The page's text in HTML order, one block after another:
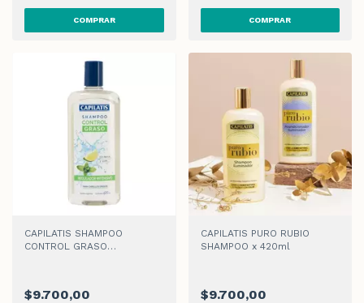
CAPILATIS SHAMPOO
CONTROL GRASO
$9.700,00
CAPILATIS PURO RUBIO
SHAMPOO x 420ml
$9.700,00